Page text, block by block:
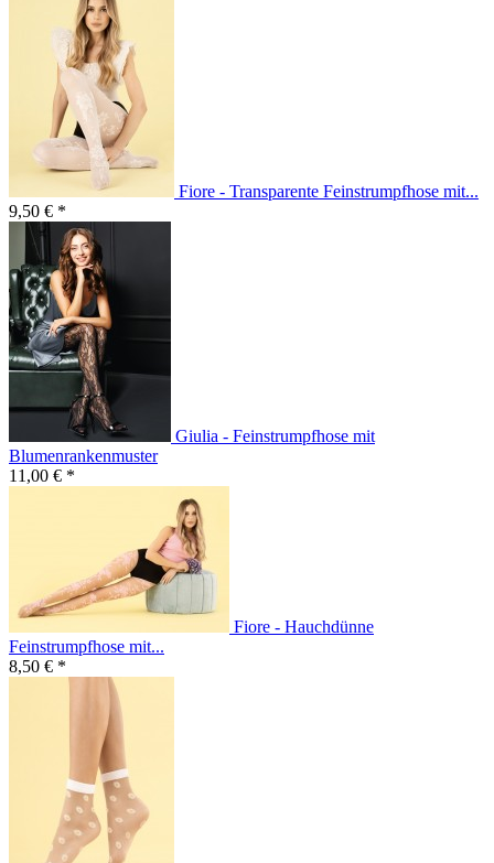
Fiore - Transparente Feinstrumpfhose mit...
9,50 € *
Giulia - Feinstrumpfhose mit
Blumenrankenmuster
11,00 € *
Fiore - Hauchdünne
Feinstrumpfhose mit...
8,50 € *